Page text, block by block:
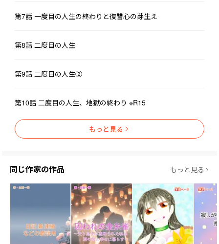
そうして心にわだかまりを抱えた出産日を間近に控えた時、交通
――そう。これが一度目の人生の終わり。
命の灯が消える瞬間、真白の耳に鈴の音が響く。
「私は……私の人生を嘲笑ったあいつらを絶対に許さない。」
ここから真白のループが始まる。藻掻き足掻きつかみ取った五回
＊＊＊＊＊
こちらは二部構成予定です。
一部はプロローグに繋がるまでの過程を楽しめるような構成。
二部はプロローグの後のお話となる予定です。
応援よろしくお願いします！！
第7話 一度目の人生の終わりと復讐心の芽生え
第8話 二度目の人生
第9話 二度目の人生②
第10話 二度目の人生、地獄の終わり ※R15
もっと見る
同じ作家の作品 もっと見る